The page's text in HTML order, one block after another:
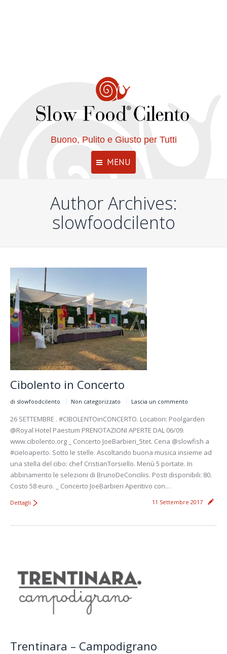
Buono, Pulito e Giusto per Tutti
MENU
Author Archives:
slowfoodcilento
Cibolento in Concerto
di slowfoodcilento Non categorizzato Lascia un commento
26 SETTEMBRE . #CIBOLENTOinCONCERTO. Location: Poolgarden
@Royal Hotel Paestum PRENOTAZIONI APERTE DAL 06/09.
www.cibolento.org _ Concerto JoeBarbieri_5tet. Cena @slowfish a
#cieloaperto. Sotto le stelle. Ascoltando buona musica insieme ad
una stella del cibo: chef CristianTorsiello. Menù 5 portate. In
abbinamento le selezioni di BrunoDeConciliis. Posti disponibili: 80.
Costo 58 euro. _ Concerto JoeBarbieri Aperitivo con…
11 Settembre 2017
Dettagli
Trentinara – Campodigrano